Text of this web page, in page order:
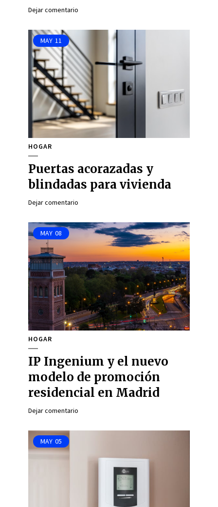
Dejar comentario
MAY 11
HOGAR
Puertas acorazadas y
blindadas para vivienda
Dejar comentario
MAY 08
HOGAR
IP Ingenium y el nuevo
modelo de promoción
residencial en Madrid
Dejar comentario
MAY 05